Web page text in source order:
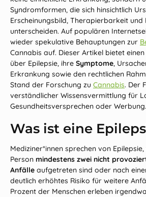
Syndromformen, die sich hinsichtlich
Erscheinungsbild, Therapierbarkeit und
unterscheiden. Auf populären
wieder spekulative Behauptungen zur
Cannabis auf. Dieser Artikel bietet
über Epilepsie, ihre Symptome,
Erkrankung sowie den rechtlichen
Stand der Forschung zu Cannabis. Der
verständlicher Wissensvermittlung für
Gesundheitsversprechen oder Werbung.
Was ist eine
Mediziner*innen sprechen von
Person mindestens zwei nicht
Anfälle aufgetreten sind oder nach
deutlich erhöhtes Risiko für weitere
Prozent der Menschen erleben